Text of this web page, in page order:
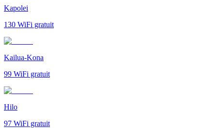
Kapolei
130 WiFi gratuit
Kailua-Kona
99 WiFi gratuit
Hilo
97 WiFi gratuit